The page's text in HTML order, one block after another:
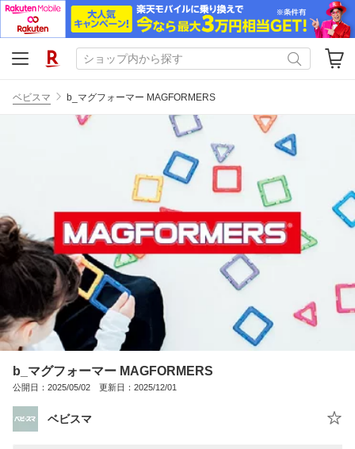
ベビスマ b_マグフォーマー MAGFORMERS
b_マグフォーマー MAGFORMERS
公開日：2025/05/02 更新日：2025/12/01
ベビスマ